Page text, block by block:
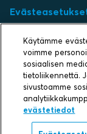
Select market
Choose local
Käytämme
voimme
sosiaalisen
tietoliikennettä.
sivustoamme
evästetiedot